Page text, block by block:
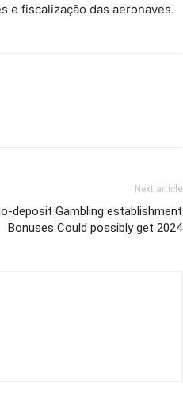
e fiscalização das aeronaves.
Next article
deposit Gambling establishment
Bonuses Could possibly get 2024